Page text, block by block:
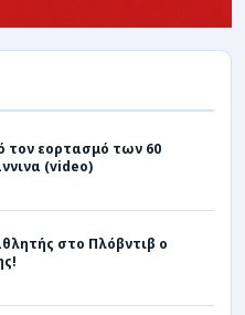
τον εορτασμό των 60
(video)
στο Πλόβντιβ ο